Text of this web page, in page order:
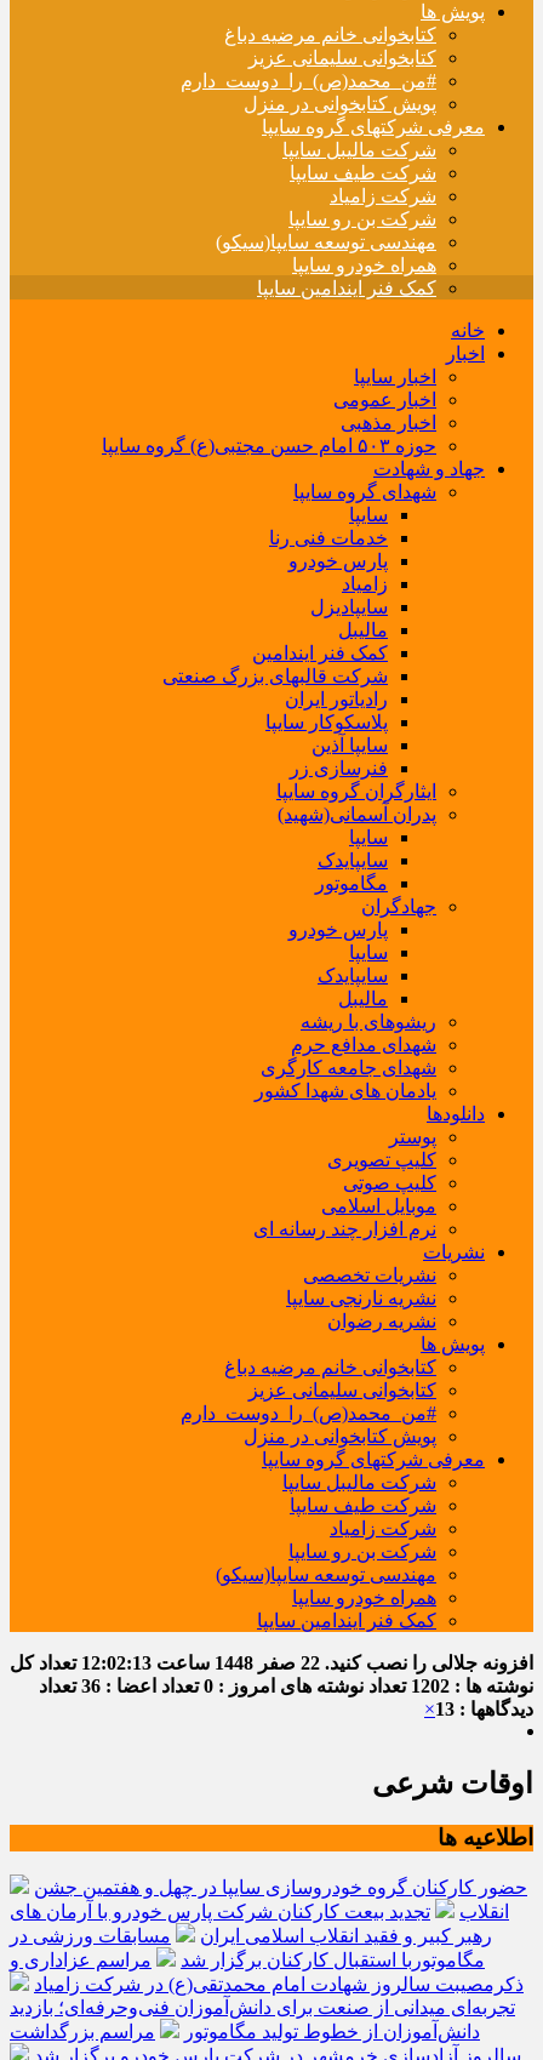
پویش ها
کتابخوانی خانم مرضیه دباغ
کتابخوانی سلیمانی عزیز
#من_محمد(ص)_را_دوست_دارم
پویش کتابخوانی در منزل
معرفی شرکتهای گروه سایپا
شرکت مالیبل سایپا
شرکت طیف سایپا
شرکت زامیاد
شرکت بن رو سایپا
مهندسی توسعه سایپا(سیکو)
همراه خودرو سایپا
کمک فنر ایندامین سایپا
خانه
اخبار
اخبار سایپا
اخبار عمومی
اخبار مذهبی
حوزه ۵۰۳ امام حسن مجتبی(ع) گروه سایپا
جهاد و شهادت
شهدای گروه سایپا
سایپا
خدمات فنی رنا
پارس خودرو
زامیاد
سایپادیزل
مالیبل
کمک فنر ایندامین
شرکت قالبهای بزرگ صنعتی
رادیاتور ایران
پلاسکوکار سایپا
سایپا آذین
فنرسازی زر
ایثارگران گروه سایپا
پدران آسمانی(شهید)
سایپا
سایپایدک
مگاموتور
جهادگران
پارس خودرو
سایپا
سایپایدک
مالیبل
ریشوهای با ریشه
شهدای مدافع حرم
شهدای جامعه کارگری
یادمان های شهدا کشور
دانلودها
پوستر
کلیپ تصویری
کلیپ صوتی
موبایل اسلامی
نرم افزار چند رسانه ای
نشریات
نشریات تخصصی
نشریه نارنجی سایپا
نشریه رضوان
پویش ها
کتابخوانی خانم مرضیه دباغ
کتابخوانی سلیمانی عزیز
#من_محمد(ص)_را_دوست_دارم
پویش کتابخوانی در منزل
معرفی شرکتهای گروه سایپا
شرکت مالیبل سایپا
شرکت طیف سایپا
شرکت زامیاد
شرکت بن رو سایپا
مهندسی توسعه سایپا(سیکو)
همراه خودرو سایپا
کمک فنر ایندامین سایپا
افزونه جلالی را نصب کنید. 22 صفر 1448 ساعت 12:02:13 تعداد کل
نوشته ها : 1202
تعداد نوشته های امروز : 0 تعداد اعضا : 36
تعداد
دیدگاهها : 13
×
اوقات شرعی
اطلاعیه ها
حضور کارکنان گروه خودروسازی سایپا در چهل و هفتمین جشن
انقلاب
تجدید بیعت کارکنان شرکت پارس خودرو با آرمان های
رهبر کبیر و فقید انقلاب اسلامی ایران
مسابقات ورزشی در
مگاموتوربا استقبال کارکنان برگزار شد
مراسم عزاداری و
ذکرمصیبت سالروز شهادت امام محمدتقی(ع) در شرکت زامیاد
تجربه‌ای میدانی از صنعت برای دانش‌آموزان فنی‌وحرفه‌ای؛ بازدید
دانش‌آموزان از خطوط تولید مگاموتور
مراسم بزرگداشت
سالروز آزادسازی خرمشهر در شرکت پارس خودرو برگزار شد